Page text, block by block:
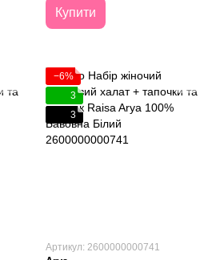
Купити
−6%
3
3
Артикул: 2600000000741